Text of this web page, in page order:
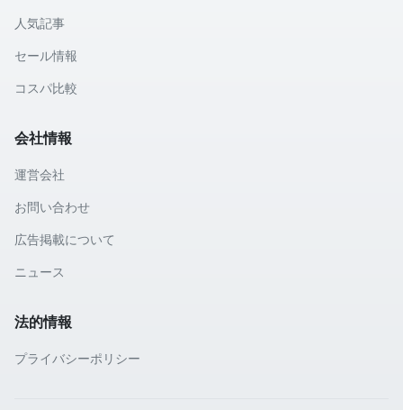
人気記事
セール情報
コスパ比較
会社情報
運営会社
お問い合わせ
広告掲載について
ニュース
法的情報
プライバシーポリシー